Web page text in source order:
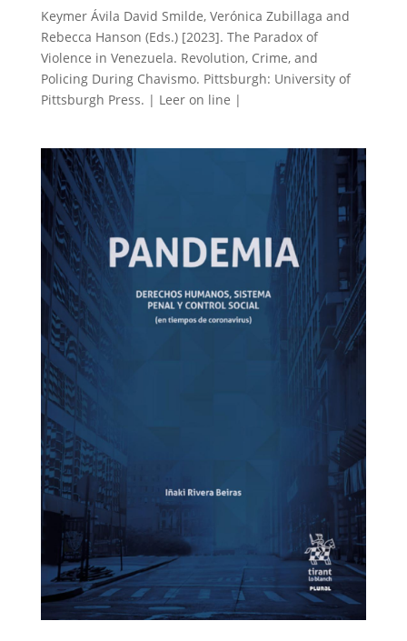
Keymer Ávila David Smilde, Verónica Zubillaga and
Rebecca Hanson (Eds.) [2023]. The Paradox of
Violence in Venezuela. Revolution, Crime, and
Policing During Chavismo. Pittsburgh: University of
Pittsburgh Press. | Leer on line |